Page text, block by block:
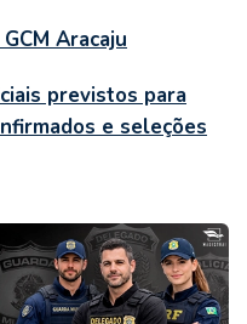
Aracaju
previstos para
e seleções